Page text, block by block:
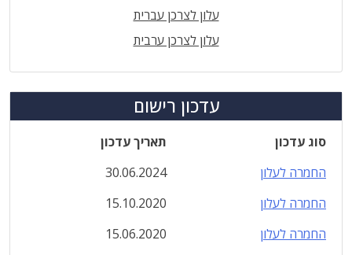
עלון לצרכן עברית
עלון לצרכן ערבית
עדכון רישום
סוג עדכון
תאריך עדכון
החמרה לעלון
30.06.2024
החמרה לעלון
15.10.2020
החמרה לעלון
15.06.2020